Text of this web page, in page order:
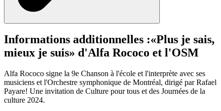
Informations additionnelles :«Plus je sais,
mieux je suis» d'Alfa Rococo et l'OSM
Alfa Rococo signe la 9e Chanson à l'école et l'interprète avec ses
musiciens et l'Orchestre symphonique de Montréal, dirigé par Rafael
Payare! Une invitation de Culture pour tous et des Journées de la
culture 2024.